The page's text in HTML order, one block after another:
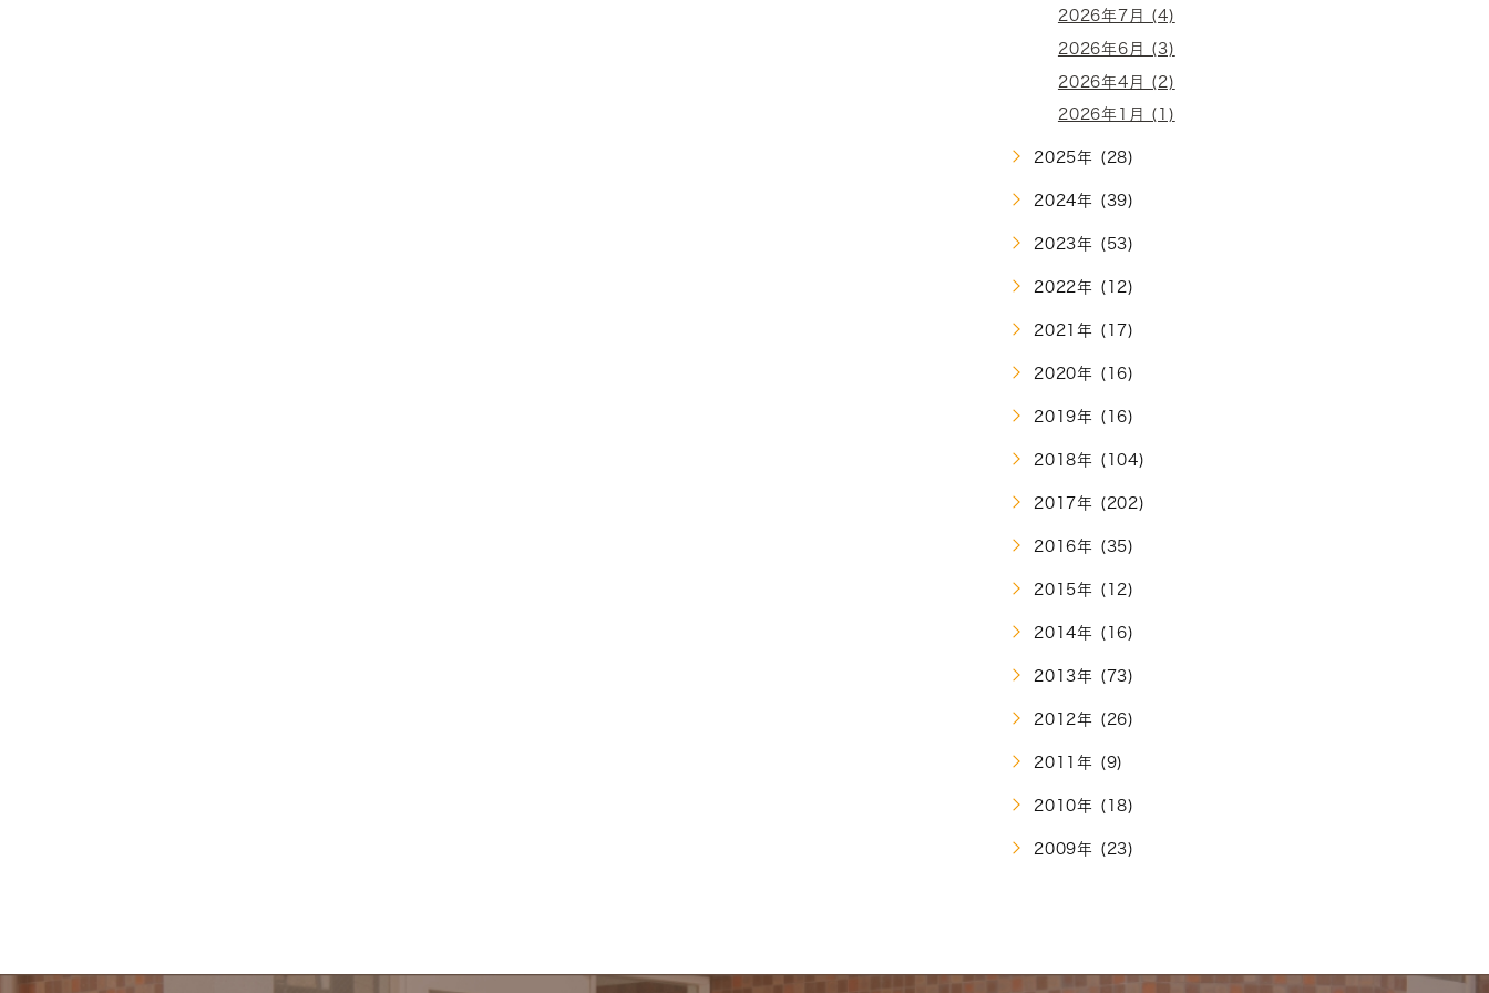
2026年7月 (4)
2026年6月 (3)
2026年4月 (2)
2026年1月 (1)
2025年 (28)
2024年 (39)
2023年 (53)
2022年 (12)
2021年 (17)
2020年 (16)
2019年 (16)
2018年 (104)
2017年 (202)
2016年 (35)
2015年 (12)
2014年 (16)
2013年 (73)
2012年 (26)
2011年 (9)
2010年 (18)
2009年 (23)